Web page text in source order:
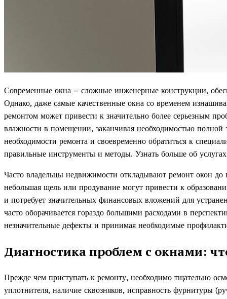
Современные окна – сложные инженерные конструкции,
Однако, даже самые качественные окна со временем
ремонтом может привести к значительно более серьезным
влажности в помещении, заканчивая необходимостью
необходимости ремонта и своевременно обратиться к
правильные инструменты и методы. Узнать больше об
Часто владельцы недвижимости откладывают ремонт окон до
небольшая щель или продувание могут привести к
и потребует значительных финансовых вложений для
часто оборачивается гораздо большими расходами в
незначительные дефекты и принимая необходимые
Диагностика проблем с окнами:
Прежде чем приступать к ремонту, необходимо тщательно
уплотнителя, наличие сквозняков, исправность фурнитуры